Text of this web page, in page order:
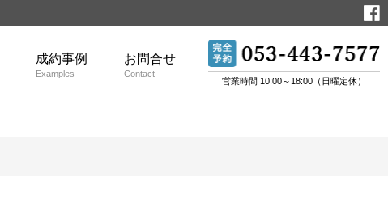
成約事例
Examples
お問合せ
Contact
営業時間 10:00～18:00（日曜定休）